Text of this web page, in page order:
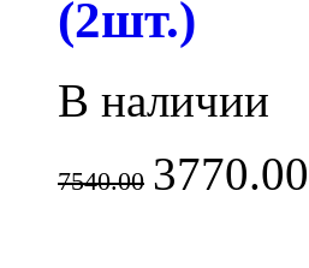
(2шт.)
В наличии
7540.00 3770.00